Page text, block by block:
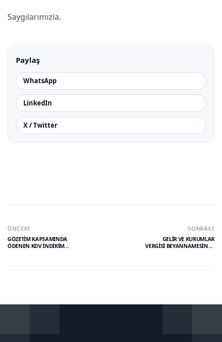
Saygılarımızla.
Paylaş
WhatsApp
LinkedIn
X / Twitter
ÖNCEKI
GÖZETİM KAPSAMINDA
ÖDENEN KDV İNDİRİM
SONRAKI
GELİR VE KURUMLAR
VERGİSİ BEYANNAMESİNDE